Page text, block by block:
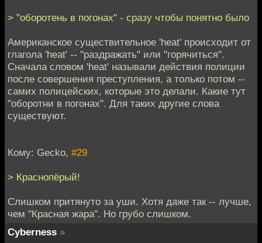
> "оборотень в погонах" - сразу чтобы понятно было
Американское существительное 'heat' происходит от
глагола 'heat' -- "раздражать" или "горячиться".
Сначала словом 'heat' называли действия полиции
после совершения преступления, а только потом --
самих полицейских, которые это делали. Какие тут
"оборотни в погонах". Для таких другие слова
существуют.
Кому: Gecko, #29
> Краснопёрый!
Слишком притянуто за уши. Хотя даже так -- лучше,
чем "Красная жара". Но грубо слишком.
Cyberness »